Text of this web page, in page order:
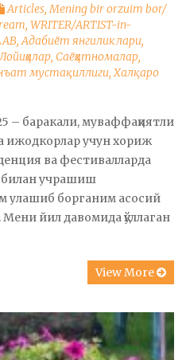
Articles,Mening bir orzuim bor/
, WRITER/ARTIST-in-
,Адабиёт янгиликлари,
Лойиҳалар, Саёҳатномалар,
мустақиллиги,Халқаро
– баракали, муваффақиятли
ижодкорлар учун хориж
ва фестивалларда
билан учрашиш
улашиб борганим асосий
йил давомида қўллаган
View More